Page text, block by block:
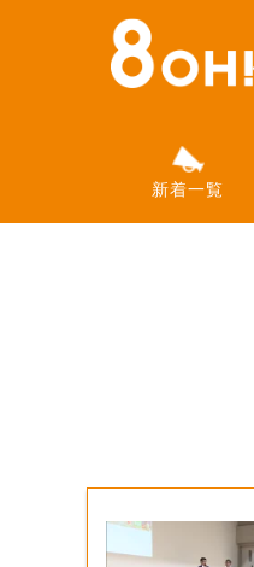
新着一覧